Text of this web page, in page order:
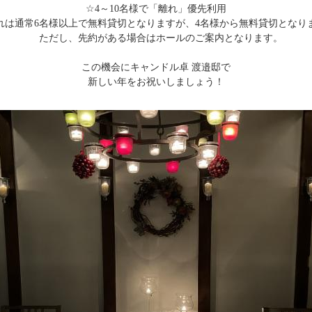
☆4～10名様で「離れ」優先利用
通常6名様以上で無料貸切となりますが、4名様から無料貸切となり
ただし、先約がある場合はホールのご案内となります。
この機会にキャンドル卓 渡邉邸で
新しい年をお祝いしましょう！